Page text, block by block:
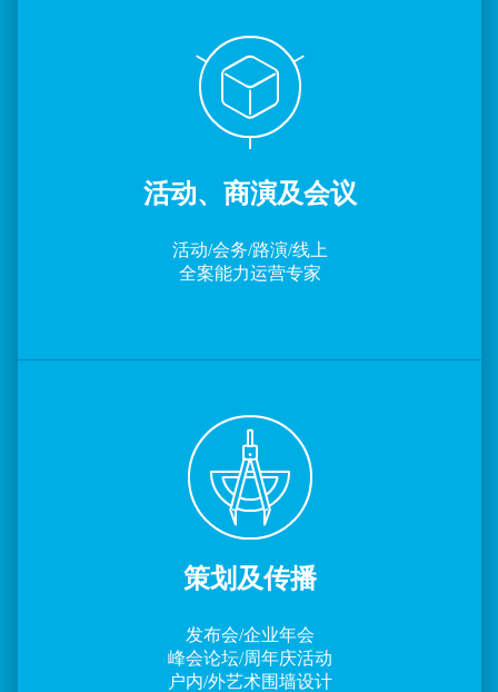
活动、商演及会议
活动/会务/路演/线上
全案能力运营专家
策划及传播
发布会/企业年会
峰会论坛/周年庆活动
户内/外艺术围墙设计